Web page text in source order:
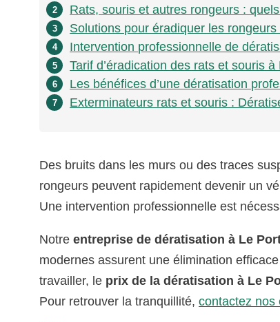
2 Rats, souris et autres rongeurs :
3 Solutions pour éradiquer les rongeurs
4 Intervention professionnelle de
5 Tarif d’éradication des rats et souris à
6 Les bénéfices d’une dératisation
7 Exterminateurs rats et souris :
Des bruits dans les murs ou des traces
rongeurs peuvent rapidement devenir un
Une intervention professionnelle est
Notreentreprise de dératisation à Le
modernes assurent une élimination
travailler, le prix de la dératisation à Le
Pour retrouver la tranquillité,contactez nos